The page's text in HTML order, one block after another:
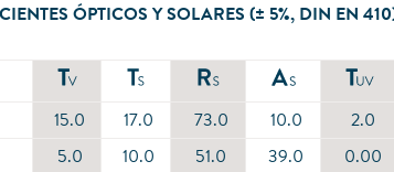
ÓPTICOS Y SOLARES (± 5%, DIN EN
15.0 17.0 73.0 10.0 2.0
5.0
10.0 51.0 39.0 0.00